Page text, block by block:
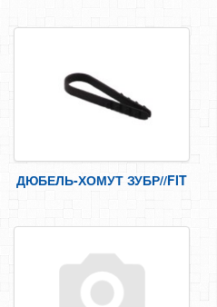
ЭЛЕКТРОИНСТРУМЕНТ
ДЮБЕЛЬ-ХОМУТ ЗУБР//FIT